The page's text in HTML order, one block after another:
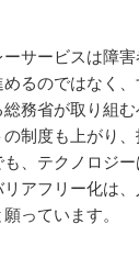
サービスは障
るのではなく
務省が取り組
制度も上がり
も、テクノロジ
アフリー化は
っています。